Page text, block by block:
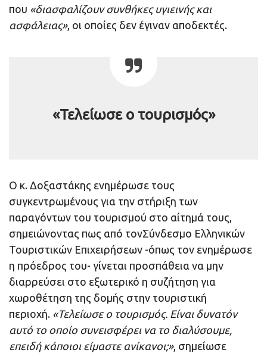
που «διασφαλίζουν συνθήκες υγιεινής και
ασφάλειας», οι οποίες δεν έγιναν αποδεκτές.
«Τελείωσε ο τουρισμός»
Ο κ. Δοξαστάκης ενημέρωσε τους
συγκεντρωμένους για την στήριξη των
παραγόντων του τουρισμού στο αίτημά τους,
σημειώνοντας πως από τονΣύνδεσμο Ελληνικών
Τουριστικών Επιχειρήσεων -όπως τον ενημέρωσε
η πρόεδρος του- γίνεται προσπάθεια να μην
διαρρεύσει στο εξωτερικό η συζήτηση για
χωροθέτηση της δομής στην τουριστική
περιοχή. «Τελείωσε ο τουρισμός. Είναι δυνατόν
αυτό το οποίο συνεισφέρει να το διαλύσουμε,
επειδή κάποιοι είμαστε ανίκανοι;», σημείωσε